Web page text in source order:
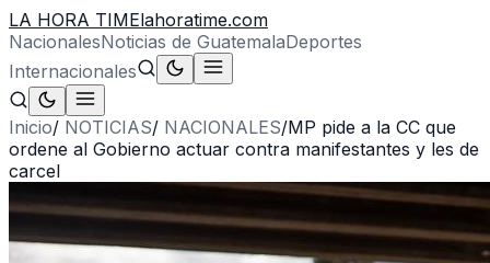
LA HORA TIMElahoratime.com
NacionalesNoticias de GuatemalaDeportes
Internacionales
Inicio/ NOTICIAS/ NACIONALES/MP pide a la CC que
ordene al Gobierno actuar contra manifestantes y les de
carcel